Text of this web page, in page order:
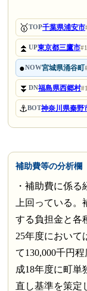
🥇TOP千葉県浦安市
⏫UP東京都三鷹市
●NOW宮城県涌谷町
⏬DN福島県西郷村
⚓BOT神奈川県秦野
補助費等の分析欄
・補助費に係
上回っている
する負担金と各
25年度において
て130,000千円
成18年度に町単
直し基準を策定